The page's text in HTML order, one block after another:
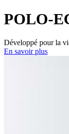
POLO-
Développé pour la
En savoir plus